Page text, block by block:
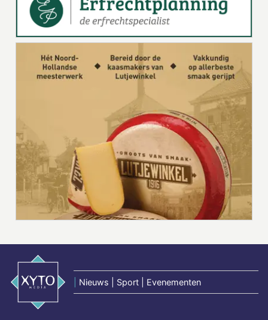
Nieuws | Sport | Evenementen